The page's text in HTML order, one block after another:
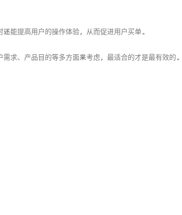
能提高用户的操作体验，从而促进用户买单。
求、产品目的等多方面来考虑，最适合的才是最有效的